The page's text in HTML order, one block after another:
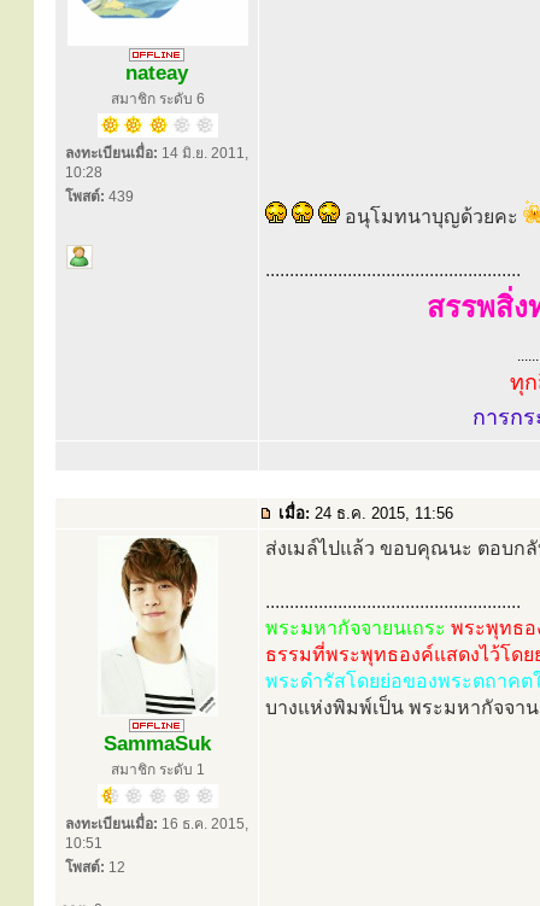
nateay
สมาชิก ระดับ 6
ลงทะเบียนเมื่อ: 14 มิ.ย. 2011,
10:28
โพสต์: 439
อนุโมทนาบุญด้วยคะ
.....................................................
สรรพสิ่
ทุ
การก
เมื่อ: 24 ธ.ค. 2015, 11:56
SammaSuk
สมาชิก ระดับ 1
ลงทะเบียนเมื่อ: 16 ธ.ค. 2015,
10:51
โพสต์: 12
ส่งเมล์ไปแล้ว ขอบคุณนะ ตอบก
.....................................................
พระมหากัจจายนเถระ พระพุทธอ
ธรรมที่พระพุทธองค์แสดงไว้โดย
พระดำรัสโดยย่อของพระตถาค
บางแห่งพิมพ์เป็น พระมหากัจจาน